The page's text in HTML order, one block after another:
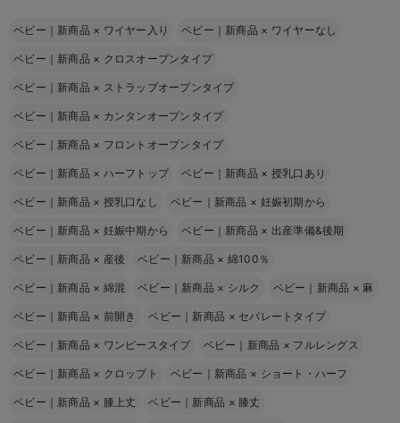
ベビー｜新商品 × ワイヤー入り ベビー｜新商品 × ワイヤーなし
ベビー｜新商品 × クロスオープンタイプ
ベビー｜新商品 × ストラップオープンタイプ
ベビー｜新商品 × カンタンオープンタイプ
ベビー｜新商品 × フロントオープンタイプ
ベビー｜新商品 × ハーフトップ ベビー｜新商品 × 授乳口あり
ベビー｜新商品 × 授乳口なし ベビー｜新商品 × 妊娠初期から
ベビー｜新商品 × 妊娠中期から ベビー｜新商品 × 出産準備&後期
ベビー｜新商品 × 産後 ベビー｜新商品 × 綿100％
ベビー｜新商品 × 綿混 ベビー｜新商品 × シルク ベビー｜新商品 × 麻
ベビー｜新商品 × 前開き ベビー｜新商品 × セパレートタイプ
ベビー｜新商品 × ワンピースタイプ ベビー｜新商品 × フルレングス
ベビー｜新商品 × クロップト ベビー｜新商品 × ショート・ハーフ
ベビー｜新商品 × 膝上丈 ベビー｜新商品 × 膝丈